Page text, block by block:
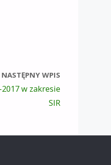
NASTĘPNY WPIS
w zakresie
SIR